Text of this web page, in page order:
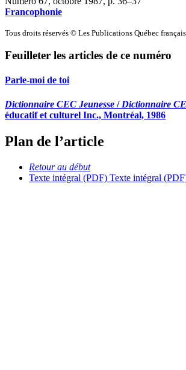
Francophonie
Tous droits réservés © Les Publications Québec
Feuilleter les articles de ce numéro
Parle-moi de toi
Dictionnaire CEC Jeunesse / Dictionnaire
éducatif et culturel Inc., Montréal, 1986
Plan de l’article
Retour au début
Texte intégral (PDF) Texte intégral